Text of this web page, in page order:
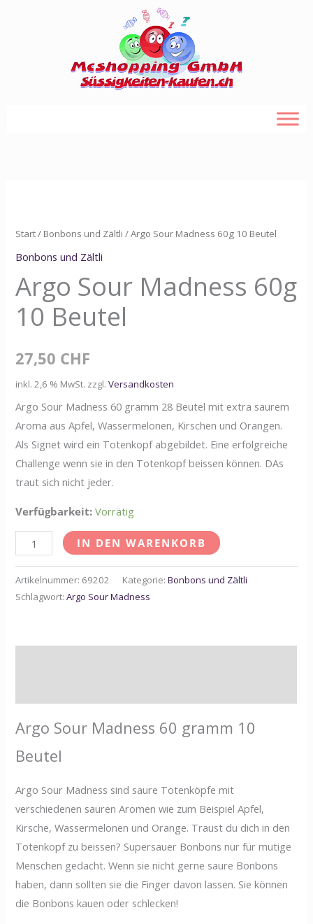
Start/ Bonbons und Zältli / Argo Sour Madness 60g 10 Beutel
Bonbons und Zältli
Argo Sour Madness 60g
10 Beutel
27,50 CHF
inkl. 2,6 % MwSt. zzgl.Versandkosten
Argo Sour Madness 60 gramm 28 Beutel mit extra saurem
Aroma aus Apfel, Wassermelonen, Kirschen und Orangen.
Als Signet wird ein Totenkopf abgebildet. Eine erfolgreiche
Challenge wenn sie in den Totenkopf beissen können. DAs
traut sich nicht jeder.
Verfügbarkeit: Vorrätig
Madness
60g
Beutel
Menge
IN DEN WARENKORB
Artikelnummer: 69202 Kategorie:Bonbons und Zältli
Schlagwort:Argo Sour Madness
Argo Sour Madness 60 gramm 10
Beutel
Argo Sour Madness sind saure Totenköpfe mit
verschiedenen sauren Aromen wie zum Beispiel Apfel,
Kirsche, Wassermelonen und Orange. Traust du dich in den
Totenkopf zu beissen? Supersauer Bonbons nur für mutige
Menschen gedacht. Wenn sie nicht gerne saure Bonbons
haben, dann sollten sie die Finger davon lassen. Sie können
die Bonbons kauen oder schlecken!